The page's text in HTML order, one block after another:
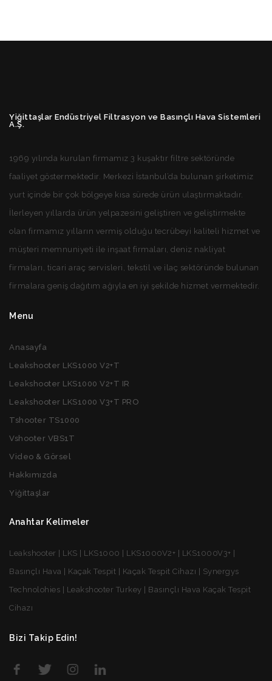
Yiğittaşlar Endüstriyel Filtrasyon ve Basınçlı Hava Sistemleri
A.Ş.
1969 yılında kurulan firmamız 3 kuşaktır filtre sektöründe
faaliyet göstermektedir. Merkezi İstanbul’da bulunan şirketimiz
yurt içinde bir çok bölgeye kısa sürede ürün ulaştırmaktadır.
İlerleyen yıllarda ürün yelpazesini geliştiren ve geliştirmekte
olan firmamız yılların vermiş olduğu tecrübeyi kaliteli hizmet ve
müşteri memnuniyeti ile inşaat firmaları, deniz nakliyat
firmaları, ticari araç servisleri, tekstil ve ilaç sektöründe bulunan
firmalara geniş dağıtım ağıyla en iyi şekilde hizmet vermektedir.
Menu
Anasayfa
Leakshooter LKS1000 V2+T
Leakshooter LKS1000 V2+T IR
Leakshooter LKS1000 V3+T PRO
Tshooter TS1000
Vshooter VBS1T
Video & Görsel
Hakkımızda
Yiğittaşlar
Anahtar Kelimeler
Leakshooter | LKS | LKS1000 | LKS1000V2+ | LKS1000V3+ |
Basınçlı Hava | Kaçak Tespit | Kaçak Tespit Cihazı | Synergys
Technolohies | Leakshooter Turkey | Basınçlı Hava Kaçak Tespit
Cihazı
Bizi Takip Edin!